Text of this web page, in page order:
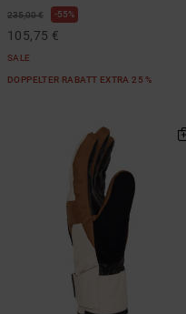
235,00 € 55%
105,75 €
SALE
DOPPELTER RABATT EXTRA 25 %